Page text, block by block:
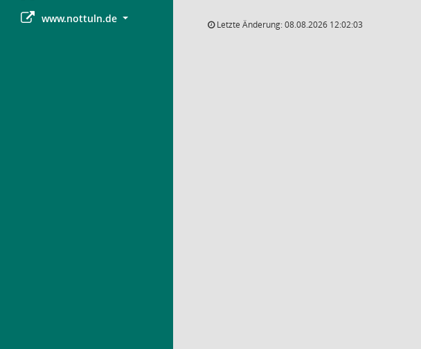
www.nottuln.de
Letzte Änderung: 08.08.2026 12:02:03